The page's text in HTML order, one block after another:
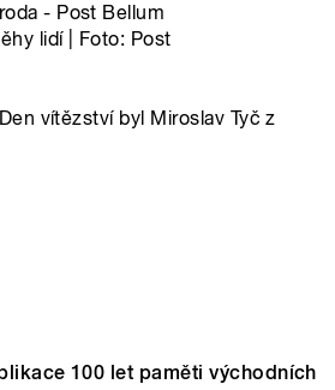
- Post Bellum
lidí | Foto: Post
vítězství byl Miroslav Tyč z
100 let paměti východních